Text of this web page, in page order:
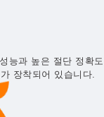
능과 높은 절단 정확도
장착되어 있습니다.